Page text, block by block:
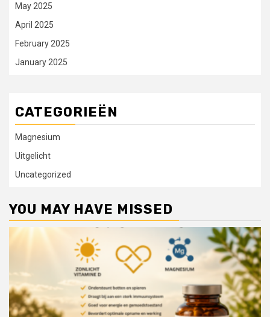
May 2025
April 2025
February 2025
January 2025
CATEGORIEËN
Magnesium
Uitgelicht
Uncategorized
YOU MAY HAVE MISSED